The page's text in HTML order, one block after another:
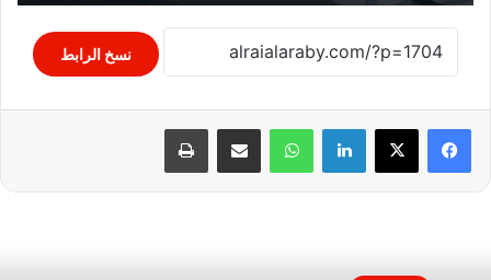
نسخ الرابط
لينكدإن واتساب مشاركة عبر البريد طباعة